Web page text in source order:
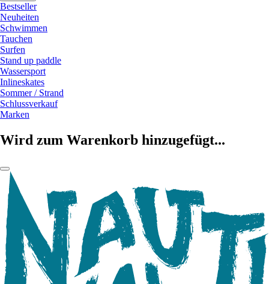
Bestseller
Neuheiten
Schwimmen
Tauchen
Surfen
Stand up paddle
Wassersport
Inlineskates
Sommer / Strand
Schlussverkauf
Marken
Wird zum Warenkorb hinzugefügt...